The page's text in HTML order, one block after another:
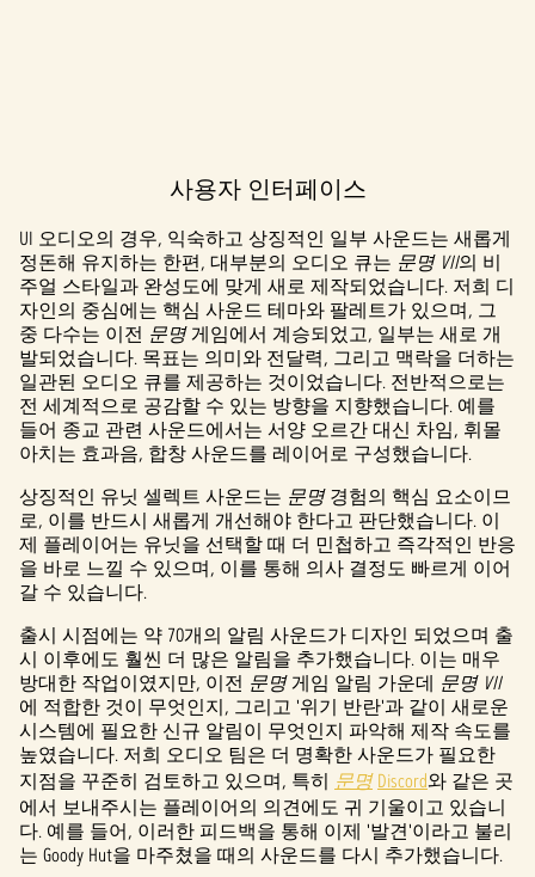
c
c
e
p
t
&
P
l
a
y
재생
을
클릭
하면
YouTu
be의
개인
사용자 인터페이스
UI 오디오의 경우, 익숙하고 상징적인 일부 사운드는 새롭게
정돈해 유지하는 한편, 대부분의 오디오 큐는 문명 VII의 비
주얼 스타일과 완성도에 맞게 새로 제작되었습니다. 저희 디
자인의 중심에는 핵심 사운드 테마와 팔레트가 있으며, 그
중 다수는 이전 문명게임에서 계승되었고, 일부는 새로 개
발되었습니다. 목표는 의미와 전달력, 그리고 맥락을 더하는
일관된 오디오 큐를 제공하는 것이었습니다. 전반적으로는
전 세계적으로 공감할 수 있는 방향을 지향했습니다. 예를
들어 종교 관련 사운드에서는 서양 오르간 대신 차임, 휘몰
아치는 효과음, 합창 사운드를 레이어로 구성했습니다.
상징적인 유닛 셀렉트 사운드는 문명경험의 핵심 요소이므
로, 이를 반드시 새롭게 개선해야 한다고 판단했습니다. 이
제 플레이어는 유닛을 선택할 때 더 민첩하고 즉각적인 반응
을 바로 느낄 수 있으며, 이를 통해 의사 결정도 빠르게 이어
갈 수 있습니다.
출시 시점에는 약 70개의 알림 사운드가 디자인 되었으며 출
시 이후에도 훨씬 더 많은 알림을 추가했습니다. 이는 매우
방대한 작업이였지만, 이전 문명게임 알림 가운데 문명 VII
에 적합한 것이 무엇인지, 그리고 '위기 반란'과 같이 새로운
시스템에 필요한 신규 알림이 무엇인지 파악해 제작 속도를
높였습니다. 저희 오디오 팀은 더 명확한 사운드가 필요한
지점을 꾸준히 검토하고 있으며, 특히 문명 Discord와 같은 곳
에서 보내주시는 플레이어의 의견에도 귀 기울이고 있습니
다. 예를 들어, 이러한 피드백을 통해 이제 '발견'이라고 불리
는 Goody Hut을 마주쳤을 때의 사운드를 다시 추가했습니다.